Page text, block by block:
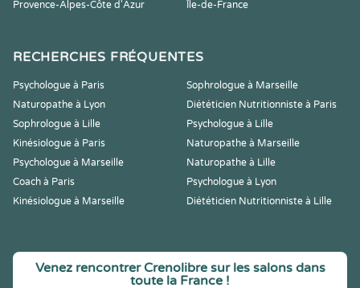
Provence-Alpes-Côte d'Azur
Île-de-France
RECHERCHES FRÉQUENTES
Psychologue à Paris
Sophrologue à Marseille
Naturopathe à Lyon
Diététicien Nutritionniste à Paris
Sophrologue à Lille
Psychologue à Lille
Kinésiologue à Paris
Naturopathe à Marseille
Psychologue à Marseille
Naturopathe à Lille
Coach à Paris
Psychologue à Lyon
Kinésiologue à Marseille
Diététicien Nutritionniste à Lille
Venez rencontrer Crenolibre sur les salons dans
toute la France !